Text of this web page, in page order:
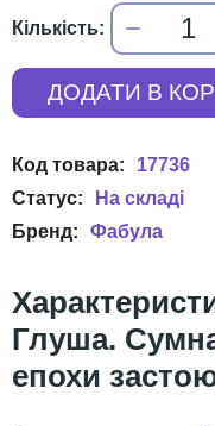
17736
Фабула
Глуша.
епохи